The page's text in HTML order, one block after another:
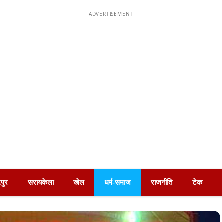
ADVERTISEMENT
सरायकेला खेल धर्म-समाज राजनीति टेक